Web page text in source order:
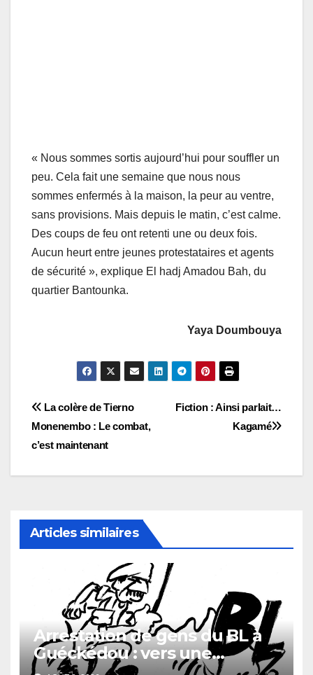
« Nous sommes sortis aujourd’hui pour souffler un
peu. Cela fait une semaine que nous nous
sommes enfermés à la maison, la peur au ventre,
sans provisions. Mais depuis le matin, c’est calme.
Des coups de feu ont retenti une ou deux fois.
Aucun heurt entre jeunes protestataires et agents
de sécurité », explique El hadj Amadou Bah, du
quartier Bantounka.
Yaya Doumbouya
Navigation
de
l’article
Fiction : Ainsi parlait…
Kagamé
La colère de Tierno
Monenembo : Le combat,
c’est maintenant
Articles similaires
Arrestation de gens du BL à
Guéckédou : vers une
démission des conseillés du